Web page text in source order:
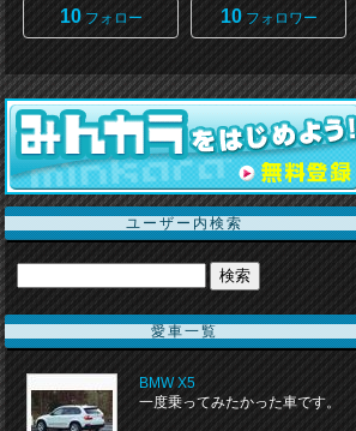
10フォロー 10フォロワー
ユーザー内検索
愛車一覧
BMW X5
一度乗ってみたかった車です。